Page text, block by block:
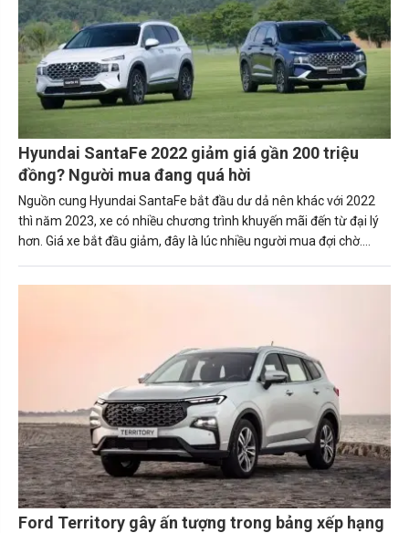
Hyundai SantaFe 2022 giảm giá gần 200 triệu
đồng? Người mua đang quá hời
Nguồn cung Hyundai SantaFe bắt đầu dư dả nên khác với 2022
thì năm 2023, xe có nhiều chương trình khuyến mãi đến từ đại lý
hơn. Giá xe bắt đầu giảm, đây là lúc nhiều người mua đợi chờ.
Ford Territory gây ấn tượng trong bảng xếp hạng